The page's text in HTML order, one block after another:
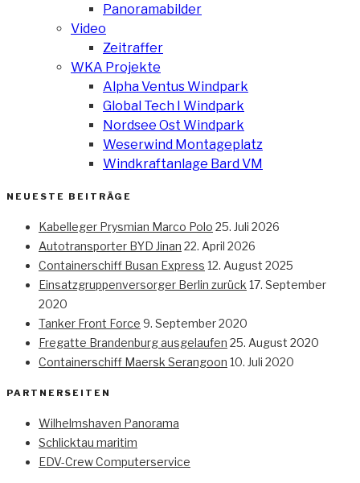
Panoramabilder
Video
Zeitraffer
WKA Projekte
Alpha Ventus Windpark
Global Tech I Windpark
Nordsee Ost Windpark
Weserwind Montageplatz
Windkraftanlage Bard VM
NEUESTE BEITRÄGE
Kabelleger Prysmian Marco Polo 25. Juli 2026
Autotransporter BYD Jinan 22. April 2026
Containerschiff Busan Express 12. August 2025
Einsatzgruppenversorger Berlin zurück 17. September
2020
Tanker Front Force 9. September 2020
Fregatte Brandenburg ausgelaufen 25. August 2020
Containerschiff Maersk Serangoon 10. Juli 2020
PARTNERSEITEN
Wilhelmshaven Panorama
Schlicktau maritim
EDV-Crew Computerservice